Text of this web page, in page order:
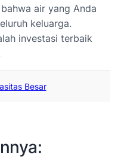
air yang Anda
keluarga.
investasi terbaik
Besar